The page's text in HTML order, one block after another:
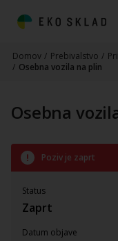
Domov / Prebivalstvo /
/ Osebna vozila na plin
Osebna
Poziv je zaprt
Status
Zaprt
Datum objave